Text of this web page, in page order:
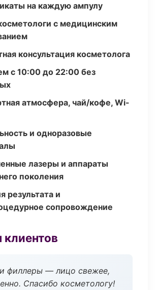
на каждую ампулу
с медицинским
консультация косметолога
с 10:00 до 22:00 без
атмосфера, чай/кофе, Wi-
и одноразовые
лазеры и аппараты
поколения
результата и
сопровождение
филлеры — лицо свежее,
Спасибо косметологу!